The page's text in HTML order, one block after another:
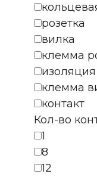
розетка
вилка
клемма
клемма
контакт
Кол-во
1
8
12